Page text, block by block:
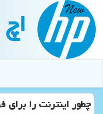
چطور اینترنت را برای